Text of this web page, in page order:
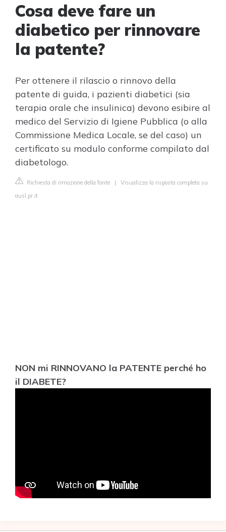
Cosa deve fare un
diabetico per rinnovare
la patente?
Per ottenere il rilascio o rinnovo della
patente di guida, i pazienti diabetici (sia
terapia orale che insulinica) devono esibire al
medico del Servizio di Igiene Pubblica (o alla
Commissione Medica Locale, se del caso) un
certificato su modulo conforme compilato dal
diabetologo.
Richiesta di rimozione della fonte | Visualizza la risposta completa su
ausl.pr.it
NON mi RINNOVANO la PATENTE perché ho
il DIABETE?